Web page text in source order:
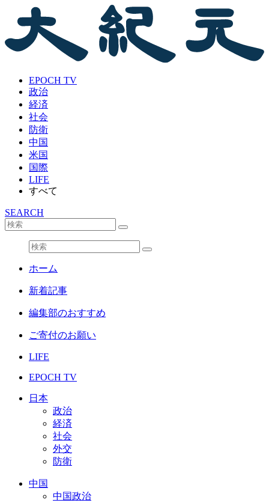
EPOCH TV
政治
経済
社会
防衛
中国
米国
国際
LIFE
すべて
SEARCH
ホーム
新着記事
編集部のおすすめ
ご寄付のお願い
LIFE
EPOCH TV
日本
政治
経済
社会
外交
防衛
中国
中国政治